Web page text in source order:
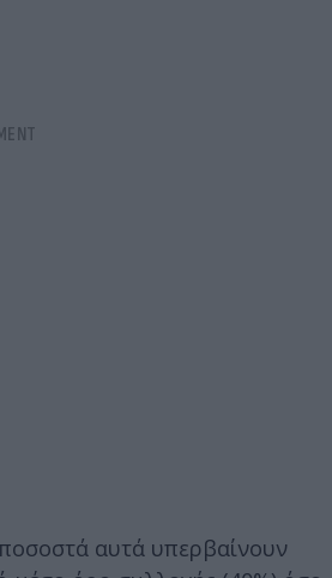
αυτά υπερβαίνουν